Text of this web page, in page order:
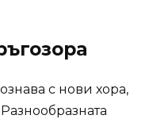
с нови хора,